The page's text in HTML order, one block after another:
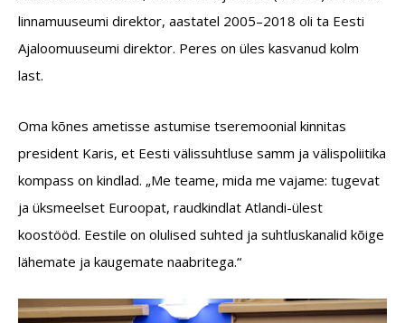
linnamuuseumi direktor, aastatel 2005–2018 oli ta Eesti
Ajaloomuuseumi direktor. Peres on üles kasvanud kolm
last.
Oma kõnes ametisse astumise tseremoonial kinnitas
president Karis, et Eesti välissuhtluse samm ja välispoliitika
kompass on kindlad. „Me teame, mida me vajame: tugevat
ja üksmeelset Euroopat, raudkindlat Atlandi-ülest
koostööd. Eestile on olulised suhted ja suhtluskanalid kõige
lähemate ja kaugemate naabritega.“